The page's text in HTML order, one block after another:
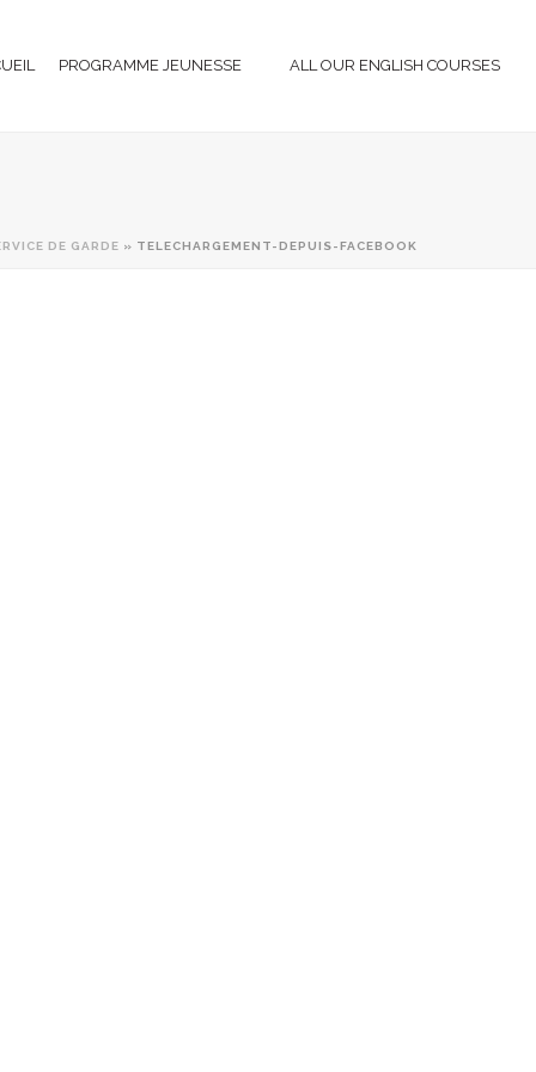
PROGRAMME JEUNESSE ALL OUR ENGLISH COURSES
DE GARDE » TELECHARGEMENT-DEPUIS-FACEBOOK